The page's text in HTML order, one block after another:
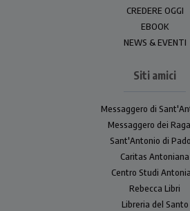
CREDERE OGGI
EBOOK
NEWS & EVENTI
Siti amici
Messaggero di
Messaggero dei
Sant'Antonio di
Caritas Antoniana
Centro Studi
Rebecca Libri
Libreria del Santo